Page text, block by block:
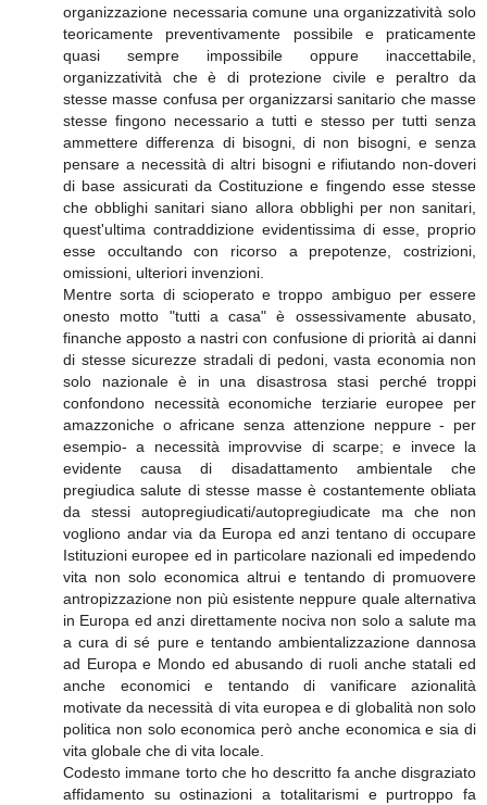
organizzazione necessaria comune una organizzatività solo
teoricamente preventivamente possibile e praticamente
quasi sempre impossibile oppure inaccettabile,
organizzatività che è di protezione civile e peraltro da
stesse masse confusa per organizzarsi sanitario che masse
stesse fingono necessario a tutti e stesso per tutti senza
ammettere differenza di bisogni, di non bisogni, e senza
pensare a necessità di altri bisogni e rifiutando non-doveri
di base assicurati da Costituzione e fingendo esse stesse
che obblighi sanitari siano allora obblighi per non sanitari,
quest'ultima contraddizione evidentissima di esse, proprio
esse occultando con ricorso a prepotenze, costrizioni,
omissioni, ulteriori invenzioni.
Mentre sorta di scioperato e troppo ambiguo per essere
onesto motto "tutti a casa" è ossessivamente abusato,
finanche apposto a nastri con confusione di priorità ai danni
di stesse sicurezze stradali di pedoni, vasta economia non
solo nazionale è in una disastrosa stasi perché troppi
confondono necessità economiche terziarie europee per
amazzoniche o africane senza attenzione neppure - per
esempio- a necessità improvvise di scarpe; e invece la
evidente causa di disadattamento ambientale che
pregiudica salute di stesse masse è costantemente obliata
da stessi autopregiudicati/autopregiudicate ma che non
vogliono andar via da Europa ed anzi tentano di occupare
Istituzioni europee ed in particolare nazionali ed impedendo
vita non solo economica altrui e tentando di promuovere
antropizzazione non più esistente neppure quale alternativa
in Europa ed anzi direttamente nociva non solo a salute ma
a cura di sé pure e tentando ambientalizzazione dannosa
ad Europa e Mondo ed abusando di ruoli anche statali ed
anche economici e tentando di vanificare azionalità
motivate da necessità di vita europea e di globalità non solo
politica non solo economica però anche economica e sia di
vita globale che di vita locale.
Codesto immane torto che ho descritto fa anche disgraziato
affidamento su ostinazioni a totalitarismi e purtroppo fa